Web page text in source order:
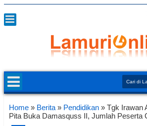
Home » Berita » Pendidikan » Tgk Irawan
Pita Buka Damasquss II, Jumlah Peserta